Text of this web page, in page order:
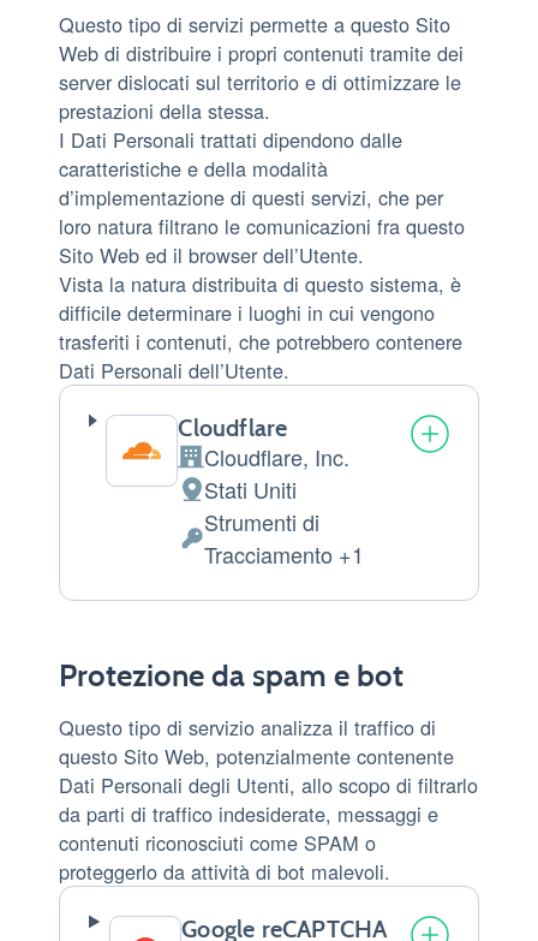
Questo tipo di servizi permette a questo Sito
Web di distribuire i propri contenuti tramite dei
server dislocati sul territorio e di ottimizzare le
prestazioni della stessa.
I Dati Personali trattati dipendono dalle
caratteristiche e della modalità
d’implementazione di questi servizi, che per
loro natura filtrano le comunicazioni fra questo
Sito Web ed il browser dell’Utente.
Vista la natura distribuita di questo sistema, è
difficile determinare i luoghi in cui vengono
trasferiti i contenuti, che potrebbero contenere
Dati Personali dell’Utente.
Cloudflare
Azienda:
Cloudflare, Inc.
Luogo
del
trattamento:
Stati Uniti
Dati
Strumenti di
Tracciamento +1
Protezione da spam e bot
Questo tipo di servizio analizza il traffico di
questo Sito Web, potenzialmente contenente
Dati Personali degli Utenti, allo scopo di filtrarlo
da parti di traffico indesiderate, messaggi e
contenuti riconosciuti come SPAM o
proteggerlo da attività di bot malevoli.
Google reCAPTCHA